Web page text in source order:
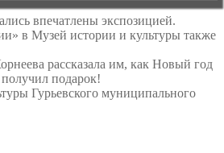
впечатлены экспозицией.
в Музей истории и культуры также
рассказала им, как Новый год
подарок!
Гурьевского муниципального